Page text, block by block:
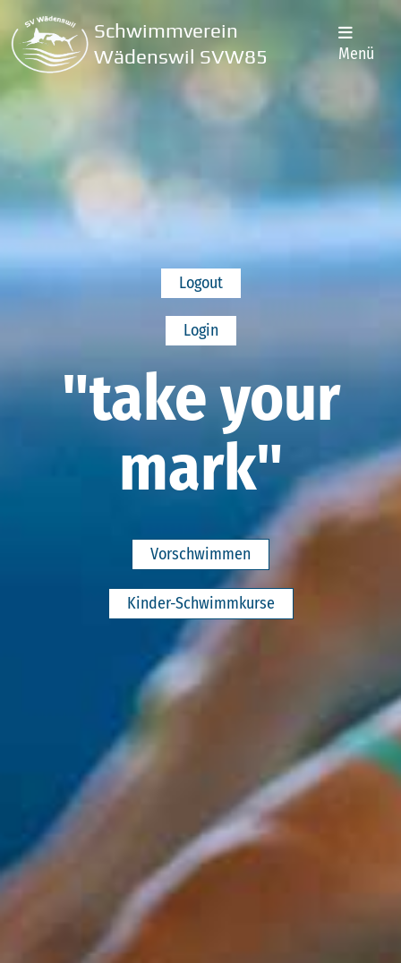
Schwimmverein
Wädenswil SVW85
Menü
Logout
Login
"take your
mark"
Vorschwimmen
Kinder-Schwimmkurse